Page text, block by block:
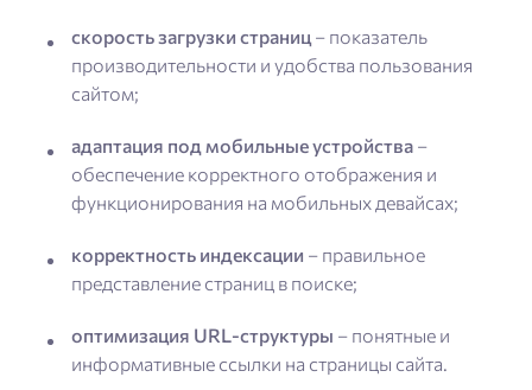
скорость загрузки страниц – показатель
производительности и удобства пользования
сайтом;
адаптация под мобильные устройства –
обеспечение корректного отображения и
функционирования на мобильных девайсах;
корректность индексации – правильное
представление страниц в поиске;
оптимизация URL-структуры – понятные и
информативные ссылки на страницы сайта.